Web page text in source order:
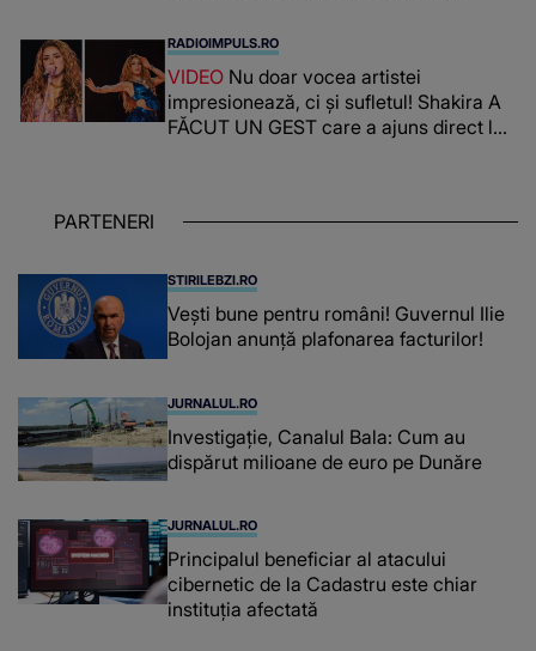
CREDEA CĂ VA VEDEA AȘA CEVA: "Fix
în fața unui..."
RADIOIMPULS.RO
VIDEO Nu doar vocea artistei
impresionează, ci și sufletul! Shakira A
FĂCUT UN GEST care a ajuns direct la
așteptând oportunitatea
PARTENERI
STIRILEBZI.RO
Vești bune pentru români! Guvernul Ilie
Bolojan anunță plafonarea facturilor!
JURNALUL.RO
Investigație, Canalul Bala: Cum au
dispărut milioane de euro pe Dunăre
JURNALUL.RO
Principalul beneficiar al atacului
cibernetic de la Cadastru este chiar
instituţia afectată